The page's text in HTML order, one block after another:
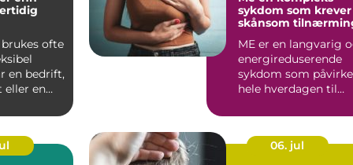
brukes ofte
en bedrift,
eller en
sykdom som krever
skånsom
ME er en langvarig
energireduserende
sykdom som
hele hverdagen til
Mange...
06. jul